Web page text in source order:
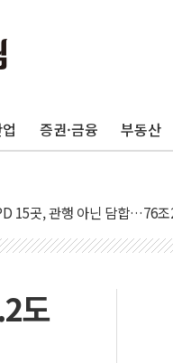
증권·금융 부동산
타일링 페어'…리빙 최대
'원스톱'으로...데이터처, 기업
드론' 첫 실사격…미 해병
중국 계열사에 넘긴 세라젬…
코프로비엠 등 '슈퍼을' 5곳
대아울렛에 '다산점' 열어
세계에 알린다…식약처 AI 심
도